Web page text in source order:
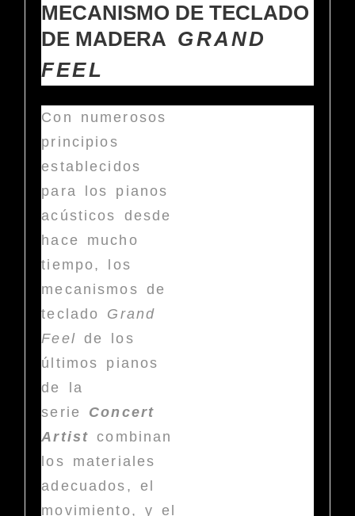
MECANISMO DE TECLADO
DE MADERA GRAND
FEEL
Con numerosos
principios
establecidos
para los pianos
acústicos desde
hace mucho
tiempo, los
mecanismos de
teclado
Grand
Feel de los
últimos pianos
de la
serie
Concert
Artist combinan
los materiales
adecuados, el
movimiento, y el